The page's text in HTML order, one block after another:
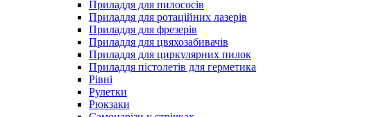
Приладдя для пилососів
Приладдя для ротаційних лазерів
Приладдя для фрезерів
Приладдя для цвяхозабивачів
Приладдя для циркулярних пилок
Приладдя пістолетів для герметика
Рівні
Рулетки
Рюкзаки